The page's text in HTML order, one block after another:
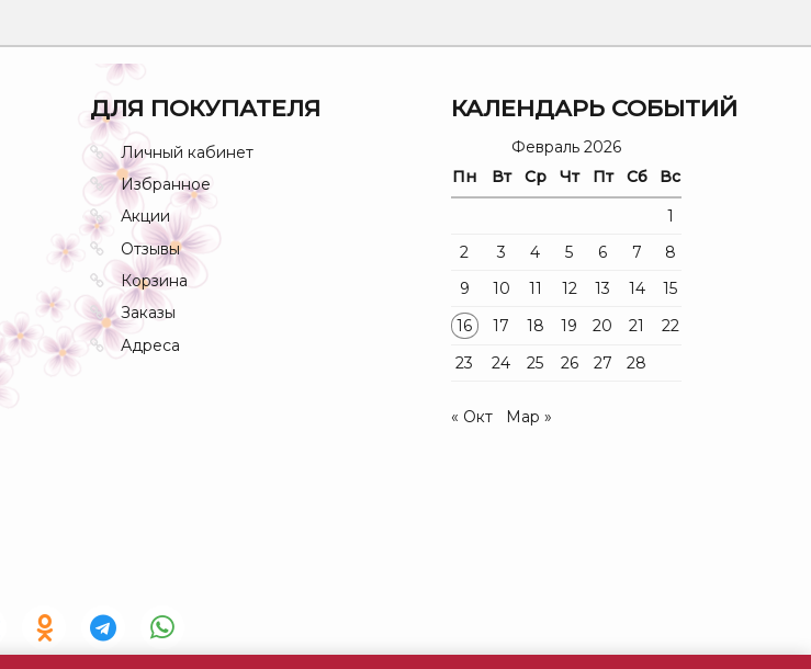
ДЛЯ ПОКУПАТЕЛЯ
Личный кабинет
Избранное
Акции
Отзывы
Корзина
Заказы
Адреса
КАЛЕНДАРЬ СОБЫТИЙ
Февраль 2026
Пн
Вт Ср Чт Пт Сб
Вс
1
2
3 4 5 6 7
8
9
10 11 12 13 14
15
16
17 18 19 20 21
22
23
24 25 26 27 28
« Окт Мар »